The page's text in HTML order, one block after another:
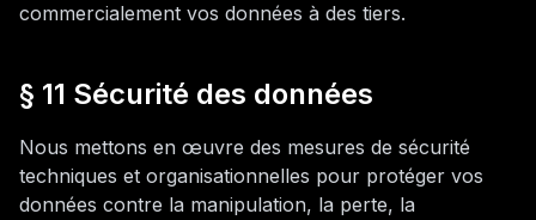
commercialement vos données à des tiers.
§ 11 Sécurité des données
Nous mettons en œuvre des mesures de sécurité
techniques et organisationnelles pour protéger vos
données contre la manipulation, la perte, la